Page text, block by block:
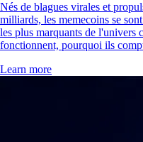
Nés de blagues virales et
milliards, les memecoins se
les plus marquants de l'univers
fonctionnent, pourquoi ils
Learn more